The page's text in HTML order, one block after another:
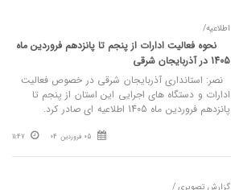
اطلاعیه/
نحوه فعالیت ادارات از پنجم تا پانزدهم فروردین ماه
1405 در آذربایجان شرقی
نصر: استانداری آذربایجان شرقی در خصوص فعالیت
ادارات و دستگاه های اجرایی این استان از پنجم تا
پانزدهم فروردین ماه 1405 اطلاعیه ای صادر کرد.
05 فروردین 04 11:47
گزارش تصویری /